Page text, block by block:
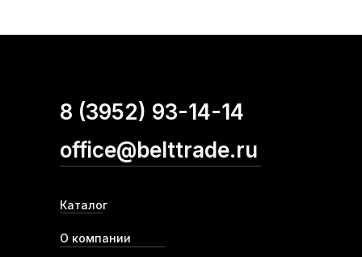
8 (3952) 93-14-14
office@belttrade.ru
Каталог
О компании